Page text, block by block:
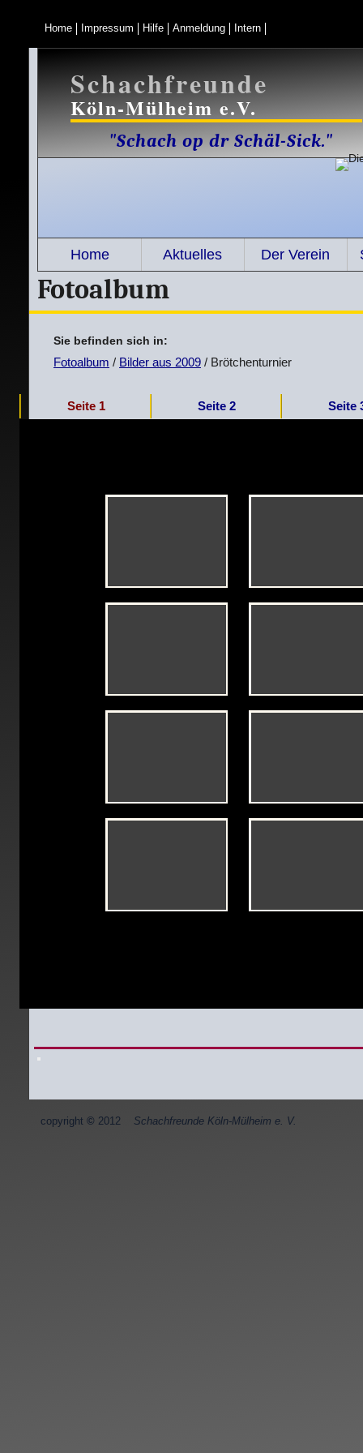
Home Impressum Hilfe Anmeldung Intern
Schachfreunde
Köln-Mülheim e.V.
"Schach op dr Schäl-Sick."
Home Aktuelles Der Verein
Fotoalbum
Sie befinden sich in:
Fotoalbum / Bilder aus 2009 / Brötchenturnier
Seite 1 Seite 2 Seite
copyright © 2012 Schachfreunde Köln-Mülheim e. V.